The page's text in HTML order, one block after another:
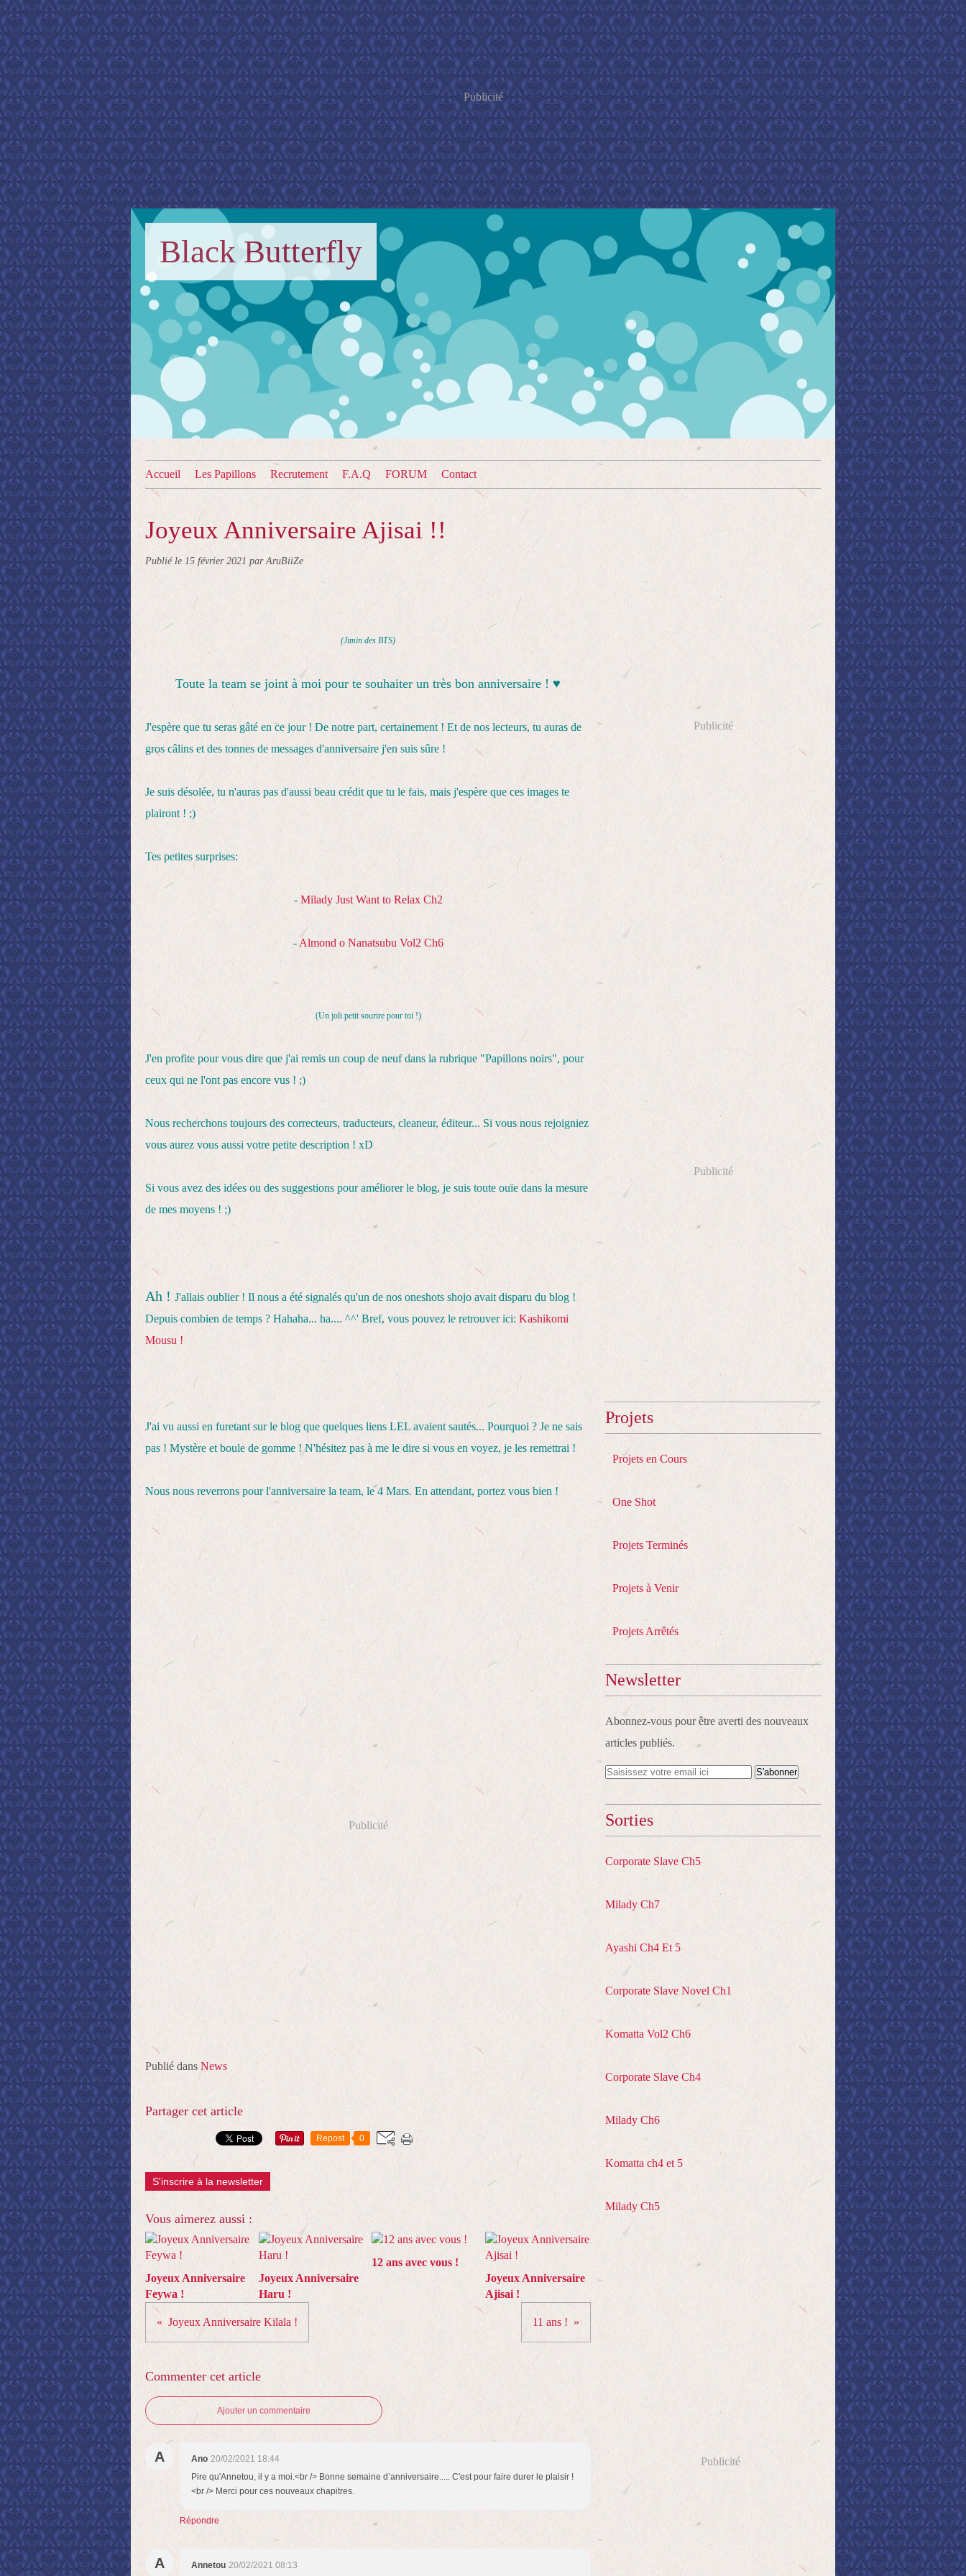
Publicité
Black Butterfly
Accueil Les Papillons Recrutement F.A.Q FORUM Contact
Joyeux Anniversaire Ajisai !!
Publié le 15 février 2021 par AruBiiZe
(Jimin des BTS)
Toute la team se joint à moi pour te souhaiter un très bon anniversaire ! ♥
J'espère que tu seras gâté en ce jour ! De notre part, certainement ! Et de nos lecteurs, tu auras de
gros câlins et des tonnes de messages d'anniversaire j'en suis sûre !
Je suis désolée, tu n'auras pas d'aussi beau crédit que tu le fais, mais j'espère que ces images te
plairont ! ;)
Tes petites surprises:
- Milady Just Want to Relax Ch2
- Almond o Nanatsubu Vol2 Ch6
(Un joli petit sourire pour toi !)
J'en profite pour vous dire que j'ai remis un coup de neuf dans la rubrique "Papillons noirs", pour
ceux qui ne l'ont pas encore vus ! ;)
Nous recherchons toujours des correcteurs, traducteurs, cleaneur, éditeur... Si vous nous rejoigniez
vous aurez vous aussi votre petite description ! xD
Si vous avez des idées ou des suggestions pour améliorer le blog, je suis toute ouïe dans la mesure
de mes moyens ! ;)
Ah ! J'allais oublier ! Il nous a été signalés qu'un de nos oneshots shojo avait disparu du blog !
Depuis combien de temps ? Hahaha... ha.... ^^' Bref, vous pouvez le retrouver ici: Kashikomi
Mousu !
J'ai vu aussi en furetant sur le blog que quelques liens LEL avaient sautés... Pourquoi ? Je ne sais
pas ! Mystère et boule de gomme ! N'hésitez pas à me le dire si vous en voyez, je les remettrai !
Nous nous reverrons pour l'anniversaire la team, le 4 Mars. En attendant, portez vous bien !
Publicité
Publié dans News
Partager cet article
Repost 0
S'inscrire à la newsletter
Vous aimerez aussi :
Joyeux Anniversaire
Feywa !
Joyeux Anniversaire
Haru !
12 ans avec vous !
Joyeux Anniversaire
Ajisai !
Joyeux Anniversaire Kilala ! 11 ans !
Commenter cet article
Ajouter un commentaire
A Ano 20/02/2021 18:44
Pire qu'Annetou, il y a moi.<br /> Bonne semaine d’anniversaire..... C'est pour faire durer le plaisir !
<br /> Merci pour ces nouveaux chapitres.
Répondre
A Annetou 20/02/2021 08:13
Publicité
Publicité
Projets
Projets en Cours
One Shot
Projets Terminés
Projets à Venir
Projets Arrêtés
Newsletter
Abonnez-vous pour être averti des nouveaux
articles publiés.
Sorties
Corporate Slave Ch5
Milady Ch7
Ayashi Ch4 Et 5
Corporate Slave Novel Ch1
Komatta Vol2 Ch6
Corporate Slave Ch4
Milady Ch6
Komatta ch4 et 5
Milady Ch5
Publicité